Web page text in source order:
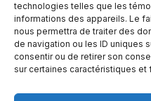
technologies telles que les
informations des appareils. Le
nous permettra de traiter des
de navigation ou les ID uniques
consentir ou de retirer son
sur certaines caractéristiques et